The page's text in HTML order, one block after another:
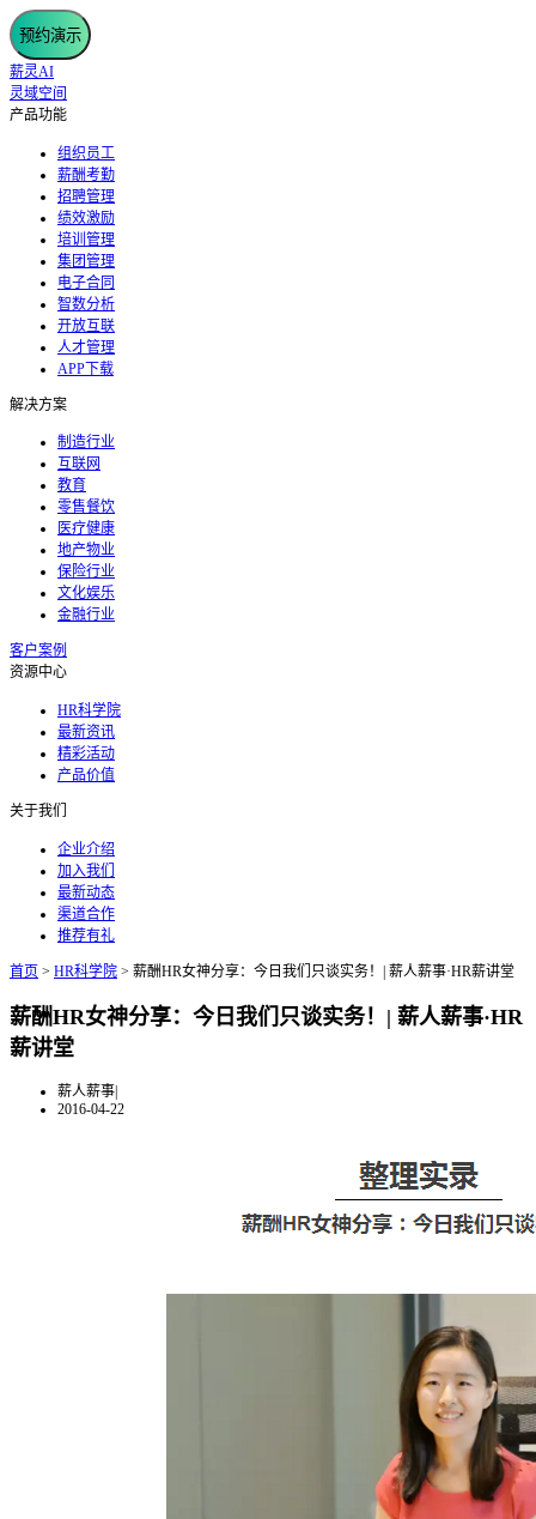
预约演示
薪灵AI
灵域空间
产品功能
组织员工
薪酬考勤
招聘管理
绩效激励
培训管理
集团管理
电子合同
智数分析
开放互联
人才管理
APP下载
解决方案
制造行业
互联网
教育
零售餐饮
医疗健康
地产物业
保险行业
文化娱乐
金融行业
客户案例
资源中心
HR科学院
最新资讯
精彩活动
产品价值
关于我们
企业介绍
加入我们
最新动态
渠道合作
推荐有礼
首页 > HR科学院 > 薪酬HR女神分享：今日我们只谈实务！| 薪人薪事·HR薪讲堂
薪酬HR女神分享：今日我们只谈实务！| 薪人薪事·HR
薪讲堂
薪人薪事|
2016-04-22